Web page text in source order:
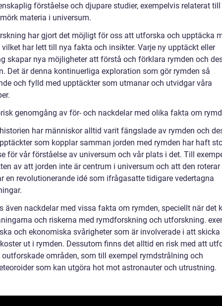
förståelse och djupare studier, exempelvis relaterat
materia i universum.
har gjort det möjligt för oss att utforska och upptäcka
vilket har lett till nya fakta och insikter. Varje ny upptäckt eller
skapar nya möjligheter att förstå och förklara rymden och
Det är denna kontinuerliga exploration som gör rymden så
och fylld med upptäckter som utmanar och utvidgar våra
genomgång av för- och nackdelar med olika fakta om
har människor alltid varit fängslade av rymden och
som kopplar samman jorden med rymden har haft
för vår förståelse av universum och vår plats i det. Till
av att jorden inte är centrum i universum och att den roterar
en revolutionerande idé som ifrågasatte tidigare vedertagna
även nackdelar med vissa fakta om rymden, speciellt när det
och riskerna med rymdforskning och utforskning.
och ekonomiska svårigheter som är involverade i att skicka
ut i rymden. Dessutom finns det alltid en risk med att
outforskade områden, som till exempel rymdstrålning och
som kan utgöra hot mot astronauter och utrustning.